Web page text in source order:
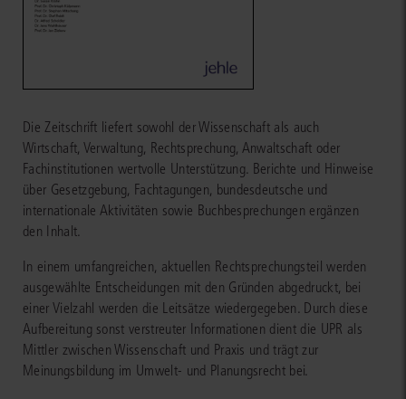
Die Zeitschrift liefert sowohl der Wissenschaft als auch
Wirtschaft, Verwaltung, Rechtsprechung, Anwaltschaft oder
Fachinstitutionen wertvolle Unterstützung. Berichte und Hinweise
über Gesetzgebung, Fachtagungen, bundesdeutsche und
internationale Aktivitäten sowie Buchbesprechungen ergänzen
den Inhalt.
In einem umfangreichen, aktuellen Rechtsprechungsteil werden
ausgewählte Entscheidungen mit den Gründen abgedruckt, bei
einer Vielzahl werden die Leitsätze wiedergegeben. Durch diese
Aufbereitung sonst verstreuter Informationen dient die UPR als
Mittler zwischen Wissenschaft und Praxis und trägt zur
Meinungsbildung im Umwelt- und Planungsrecht bei.